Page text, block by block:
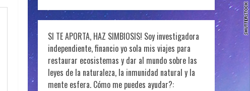
SI TE APORTA, HAZ SIMBIOSIS! Soy investigadora
independiente, financio yo sola mis viajes para
restaurar ecosistemas y dar al mundo sobre las
leyes de la naturaleza, la inmunidad natural y la
mente esfera. Cómo me puedes ayudar?: